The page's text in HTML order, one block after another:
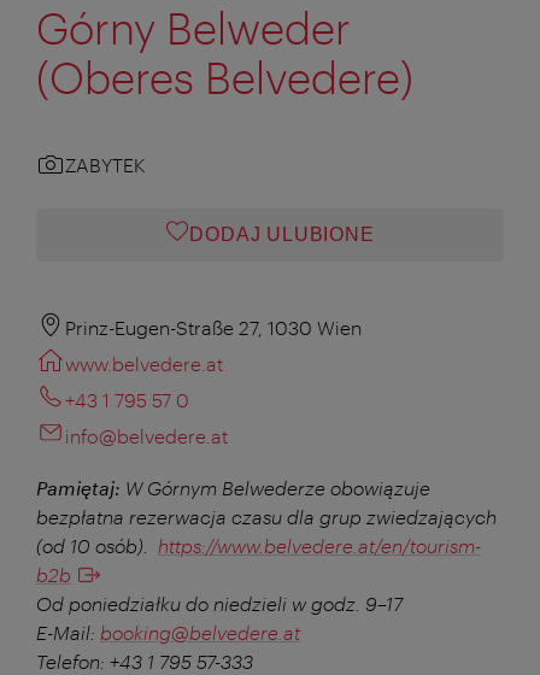
Górny Belweder
(Oberes Belvedere)
ZABYTEK
DODAJ ULUBIONE
Prinz-Eugen-Straße 27, 1030 Wien
www.belvedere.at
+43 1 795 57 0
info@belvedere.at
Pamiętaj: W Górnym Belwederze obowiązuje
bezpłatna rezerwacja czasu dla grup zwiedzających
(od 10 osób). https://www.belvedere.at/en/tourism-
b2b
Od poniedziałku do niedzieli w godz. 9–17
E-Mail: booking@belvedere.at
Telefon: +43 1 795 57-333